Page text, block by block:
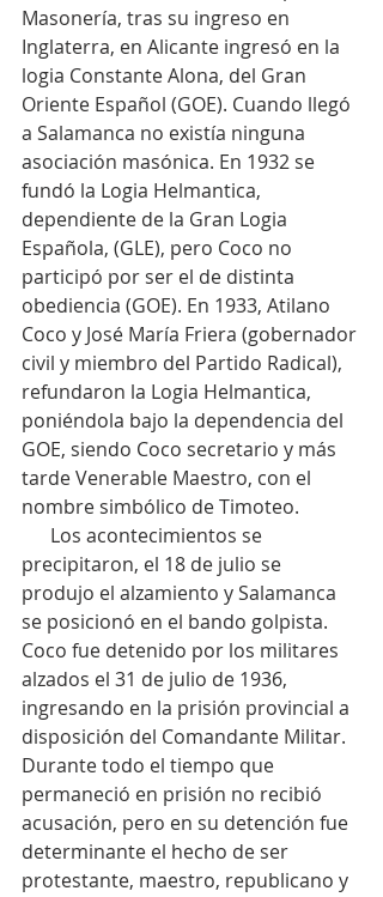
Masonería, tras su ingreso en
Inglaterra, en Alicante ingresó en la
logia Constante Alona, del Gran
Oriente Español (GOE). Cuando llegó
a Salamanca no existía ninguna
asociación masónica. En 1932 se
fundó la Logia Helmantica,
dependiente de la Gran Logia
Española, (GLE), pero Coco no
participó por ser el de distinta
obediencia (GOE). En 1933, Atilano
Coco y José María Friera (gobernador
civil y miembro del Partido Radical),
refundaron la Logia Helmantica,
poniéndola bajo la dependencia del
GOE, siendo Coco secretario y más
tarde Venerable Maestro, con el
nombre simbólico de Timoteo.
precipitaron, el 18 de julio se
produjo el alzamiento y Salamanca
se posicionó en el bando golpista.
Coco fue detenido por los militares
alzados el 31 de julio de 1936,
ingresando en la prisión provincial a
disposición del Comandante Militar.
Durante todo el tiempo que
permaneció en prisión no recibió
acusación, pero en su detención fue
determinante el hecho de ser
protestante, maestro, republicano y